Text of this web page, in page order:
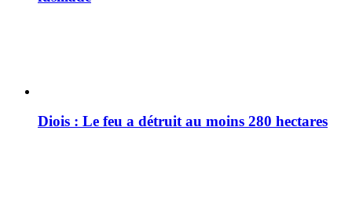
Diois : Le feu a détruit au moins 280 hectares